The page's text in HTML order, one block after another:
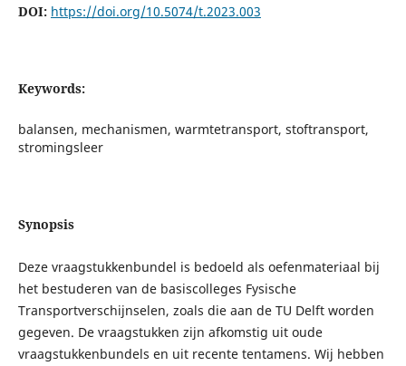
DOI: https://doi.org/10.5074/t.2023.003
Keywords:
balansen, mechanismen, warmtetransport, stoftransport,
stromingsleer
Synopsis
Deze vraagstukkenbundel is bedoeld als oefenmateriaal bij
het bestuderen van de basiscolleges Fysische
Transportverschijnselen, zoals die aan de TU Delft worden
gegeven. De vraagstukken zijn afkomstig uit oude
vraagstukkenbundels en uit recente tentamens. Wij hebben